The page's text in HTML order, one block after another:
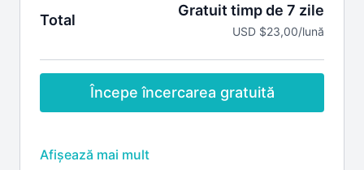
Total
Gratuit timp de 7 zile
USD $23,00/lună
Începe încercarea gratuită
Include
Credite EMC pentru webinarile pe specialitatea